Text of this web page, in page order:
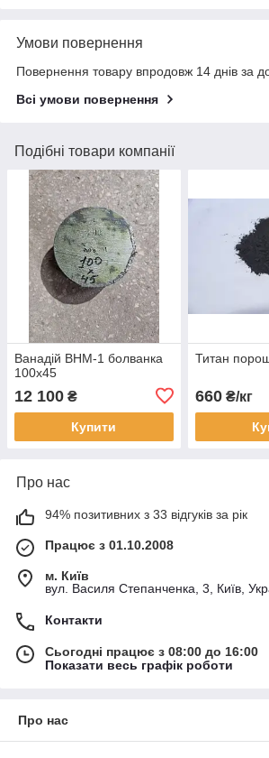
Умови повернення
Повернення товару впродовж 14 днів за
Всі умови повернення
Подібні товари компанії
Ванадій ВНМ-1 болванка
100х45
12 100 ₴
Купити
Титан
660₴/кг
Про нас
94% позитивних з 33 відгуків за рік
Працює з 01.10.2008
м. Київ
вул. Василя Степанченка, 3, Київ,
Контакти
Сьогодні працює з 08:00 до 16:00
Показати весь графік роботи
Про нас